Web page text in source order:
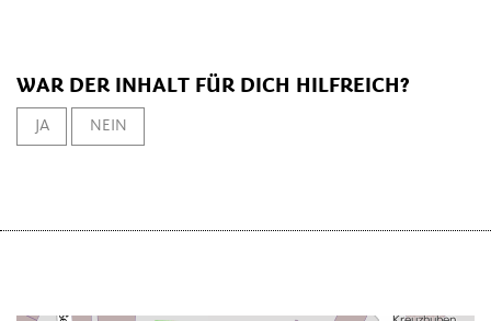
WAR DER INHALT FÜR DICH HILFREICH?
JA NEIN